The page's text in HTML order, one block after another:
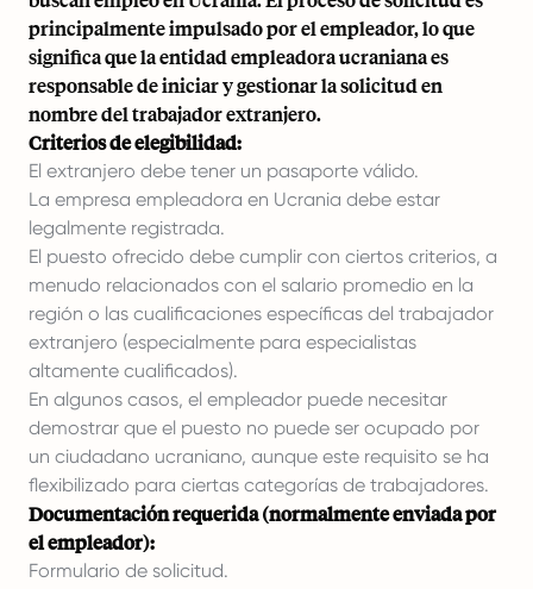
principalmente impulsado por el empleador, lo que
significa que la entidad empleadora ucraniana es
responsable de iniciar y gestionar la solicitud en
nombre del trabajador extranjero.
Criterios de elegibilidad:
El extranjero debe tener un pasaporte válido.
La empresa empleadora en Ucrania debe estar
legalmente registrada.
El puesto ofrecido debe cumplir con ciertos criterios, a
menudo relacionados con el salario promedio en la
región o las cualificaciones específicas del trabajador
extranjero (especialmente para especialistas
altamente cualificados).
En algunos casos, el empleador puede necesitar
demostrar que el puesto no puede ser ocupado por
un ciudadano ucraniano, aunque este requisito se ha
flexibilizado para ciertas categorías de trabajadores.
Documentación requerida (normalmente enviada por
el empleador):
Formulario de solicitud.